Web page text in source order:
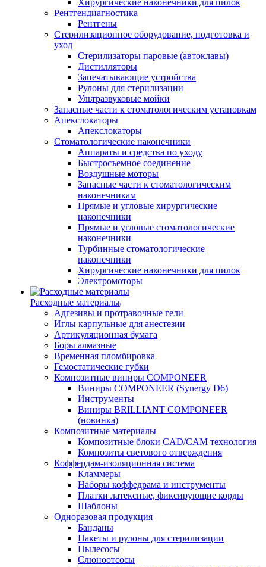
Хирургические наконечники для пилок
Рентгендиагностика
Рентгены
Стерилизационное оборудование, подготовка и
уход
Стерилизаторы паровые (автоклавы)
Дистилляторы
Запечатывающие устройства
Рулоны для стерилизации
Ультразвуковые мойки
Запасные части к стоматологическим установкам
Апекслокаторы
Апекслокаторы
Стоматологические наконечники
Аппараты и средства по уходу
Быстросъемное соединение
Воздушные моторы
Запасные части к стоматологическим
наконечникам
Прямые и угловые хирургические
наконечники
Прямые и угловые стоматологические
наконечники
Турбинные стоматологические
наконечники
Хирургические наконечники для пилок
Электромоторы
Расходные материалы
Адгезивы и протравочные гели
Иглы карпульные для анестезии
Артикуляционная бумага
Боры алмазные
Временная пломбировка
Гемостатические губки
Композитные виниры COMPONEER
Виниры COMPONEER (Synergy D6)
Инструменты
Виниры BRILLIANT COMPONEER
(новинка)
Композитные материалы
Композитные блоки CAD/СAM технология
Композиты светового отверждения
Коффердам-изоляционная система
Кламмеры
Наборы коффедрама и инструменты
Платки латексные, фиксирующие корды
Шаблоны
Одноразовая продукция
Банданы
Пакеты и рулоны для стерилизации
Пылесосы
Слюноотсосы